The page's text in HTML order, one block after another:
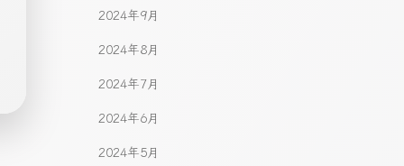
2024年9月
2024年8月
2024年7月
2024年6月
2024年5月